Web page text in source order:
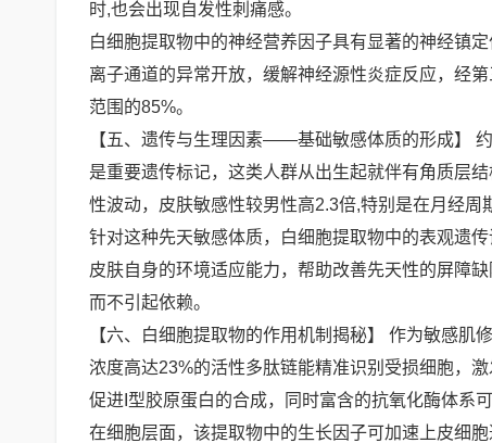
时,也会出现自发性刺痛感。
白细胞提取物中的神经营养因子具有显著的神经镇
离子通道的异常开放，缓解神经源性炎症反应，经
范围的85%。
【五、遗传与生理因素——基础敏感体质的形成】
是重要遗传标记，这类人群从出生起就伴有角质层
性波动，皮肤敏感性较男性高2.3倍,特别是在月经周
针对这种先天敏感体质，白细胞提取物中的表观遗
皮肤自身的环境适应能力，帮助改善先天性的屏障
而不引起依赖。
【六、白细胞提取物的作用机制揭秘】 作为敏感
浓度高达23%的活性多肽链能精准识别受损细胞，
促进I型胶原蛋白的合成，同时富含的抗氧化酶体系
在细胞层面，该提取物中的生长因子可加速上皮细